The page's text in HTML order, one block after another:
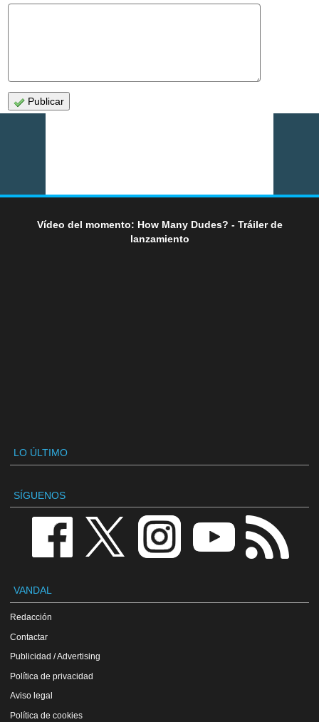
Publicar
Vídeo del momento: How Many Dudes? - Tráiler de
lanzamiento
LO ÚLTIMO
SÍGUENOS
VANDAL
Redacción
Contactar
Publicidad / Advertising
Política de privacidad
Aviso legal
Política de cookies